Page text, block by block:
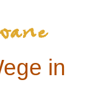
in